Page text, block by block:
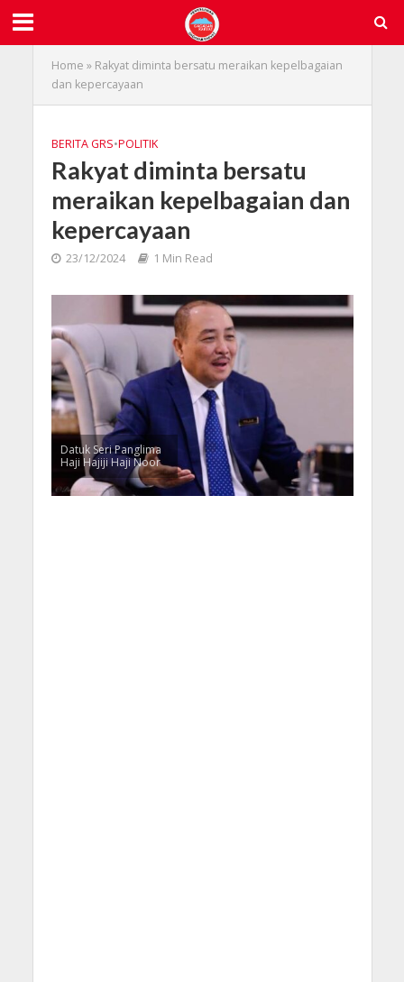
Home » Rakyat diminta bersatu meraikan kepelbagaian
dan kepercayaan
BERITA GRS•POLITIK
Rakyat diminta bersatu
meraikan kepelbagaian dan
kepercayaan
23/12/2024 1 Min Read
Datuk Seri Panglima
Haji Hajiji Haji Noor